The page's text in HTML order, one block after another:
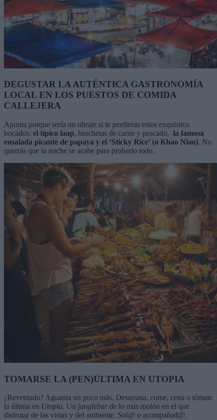
DEGUSTAR LA AUTÉNTICA GASTRONOMÍA
LOCAL EN LOS PUESTOS DE COMIDA
CALLEJERA
Apunta porque sería un ultraje si te perdieras estos exquisitos
bocados: el típico laap, brochetas de carne y pescado, la famosa
ensalada picante de papaya y el ‘Sticky Rice’ (o Khao Niao). No
querrás que la noche se acabe para probarlo todo.
TOMARSE LA (PEN)ÚLTIMA EN UTOPIA
¿Reventado? Aguanta un poco más. Desayuna, come, cena o tómate
la última en Utopia. Un junglebar de lo más molón en el que
disfrutar de las vistas y del ambiente. Sol@ o acompañad@.